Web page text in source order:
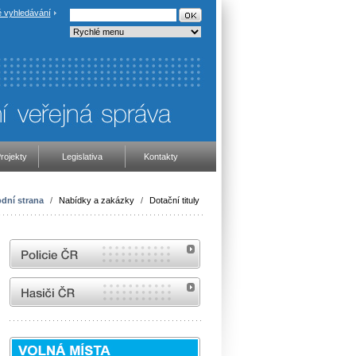
vyhledávání
Legislativa Kontakty
strana / Nabídky a zakázky / Dotační tituly
internetové stránky Policie ČR
internetové stránky Hasiči ČR